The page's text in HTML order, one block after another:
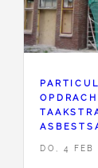
DO, 4 FEB